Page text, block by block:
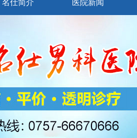
名仕简介 医院新闻